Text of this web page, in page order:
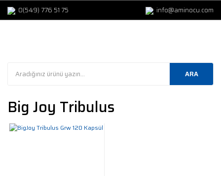
0(549) 776 51 75 info@aminocu.com
ARA
Big Joy Tribulus